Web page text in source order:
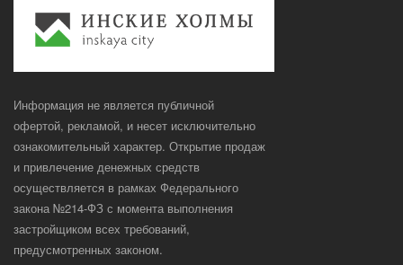
Информация не является публичной
офертой, рекламой, и несет исключительно
ознакомительный характер. Открытие продаж
и привлечение денежных средств
осуществляется в рамках Федерального
закона №214-ФЗ с момента выполнения
застройщиком всех требований,
предусмотренных законом.